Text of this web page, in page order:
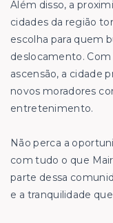
Além disso, a
cidades da região
escolha para quem
deslocamento.
ascensão, a cidade
novos moradores
entretenimento.
Não perca a
com tudo o que
parte dessa
e a tranquilidade